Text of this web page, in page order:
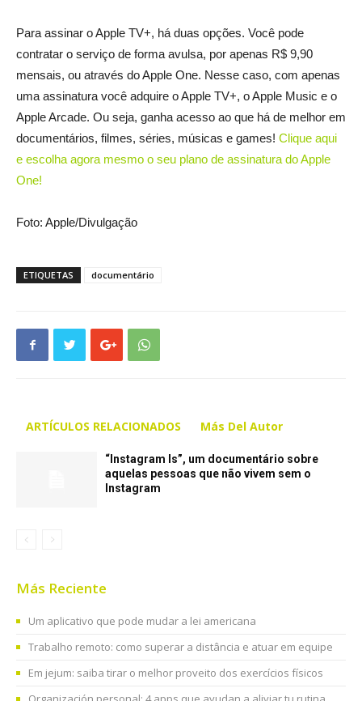
Para assinar o Apple TV+, há duas opções. Você pode
contratar o serviço de forma avulsa, por apenas R$ 9,90
mensais, ou através do Apple One. Nesse caso, com apenas
uma assinatura você adquire o Apple TV+, o Apple Music e o
Apple Arcade. Ou seja, ganha acesso ao que há de melhor em
documentários, filmes, séries, músicas e games! Clique aqui
e escolha agora mesmo o seu plano de assinatura do Apple
One!
Foto: Apple/Divulgação
ETIQUETAS documentário
ARTÍCULOS RELACIONADOS Más Del Autor
“Instagram Is”, um documentário sobre
aquelas pessoas que não vivem sem o
Instagram
Más Reciente
Um aplicativo que pode mudar a lei americana
Trabalho remoto: como superar a distância e atuar em equipe
Em jejum: saiba tirar o melhor proveito dos exercícios físicos